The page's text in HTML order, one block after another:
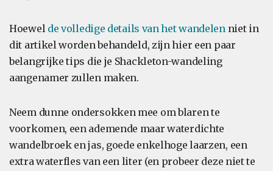
Hoewel de volledige details van het wandelenniet in
dit artikel worden behandeld, zijn hier een paar
belangrijke tips die je Shackleton-wandeling
aangenamer zullen maken.
Neem dunne ondersokken mee om blaren te
voorkomen, een ademende maar waterdichte
wandelbroek en jas, goede enkelhoge laarzen, een
extra waterfles van een liter (en probeer deze niet te